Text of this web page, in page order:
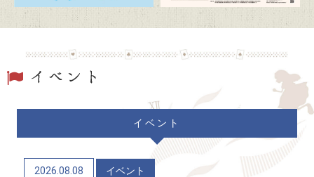
2026/06/06 トピックス
かごしまメルヘン館特別企画展「教科書で出会う童
話と絵本展」（7/10～9/14）
トピックス
かごしま近代文学館 企画展「Let’s go to the
mountains！～作家×山～」（12/9～R9/6/21）
イベント
2026.08.08 イベント